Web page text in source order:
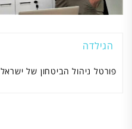
הגילדה
פורטל ניהול הביטחון של ישראל